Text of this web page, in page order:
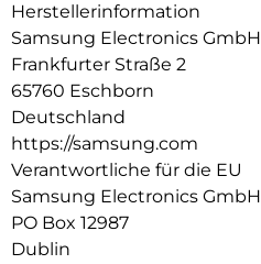
Herstellerinformation
Samsung Electronics GmbH
Frankfurter Straße 2
65760 Eschborn
Deutschland
https://samsung.com
Verantwortliche für die EU
Samsung Electronics GmbH
PO Box 12987
Dublin